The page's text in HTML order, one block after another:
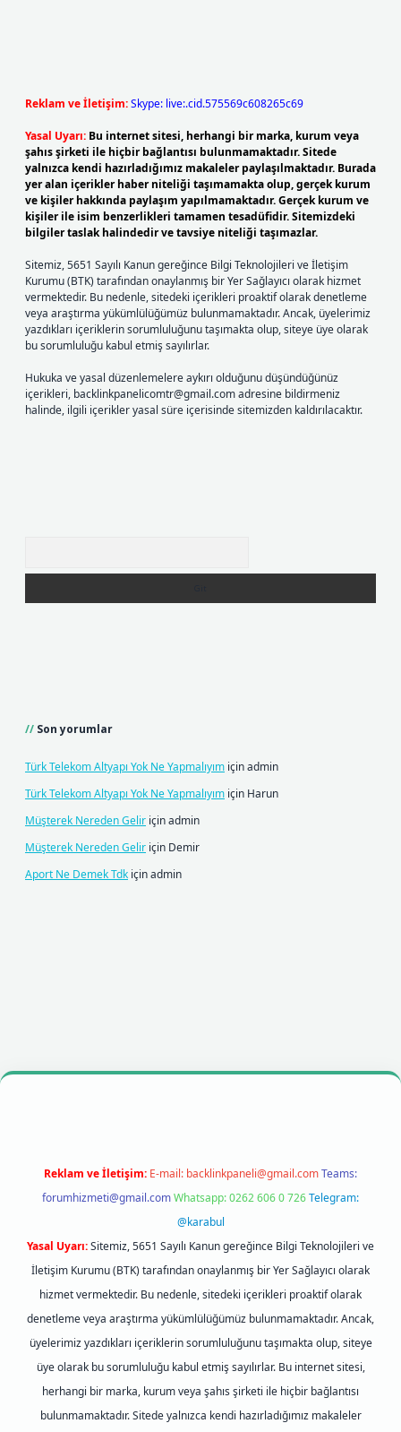
Reklam ve İletişim:Skype: live:.cid.575569c608265c69
Yasal Uyarı: Bu internet sitesi, herhangi bir marka, kurum veya
şahıs şirketi ile hiçbir bağlantısı bulunmamaktadır. Sitede
yalnızca kendi hazırladığımız makaleler paylaşılmaktadır. Burada
yer alan içerikler haber niteliği taşımamakta olup, gerçek kurum
ve kişiler hakkında paylaşım yapılmamaktadır. Gerçek kurum ve
kişiler ile isim benzerlikleri tamamen tesadüfidir. Sitemizdeki
bilgiler taslak halindedir ve tavsiye niteliği taşımazlar.
Sitemiz, 5651 Sayılı Kanun gereğince Bilgi Teknolojileri ve İletişim
Kurumu (BTK) tarafından onaylanmış bir Yer Sağlayıcı olarak hizmet
vermektedir. Bu nedenle, sitedeki içerikleri proaktif olarak denetleme
veya araştırma yükümlülüğümüz bulunmamaktadır. Ancak, üyelerimiz
yazdıkları içeriklerin sorumluluğunu taşımakta olup, siteye üye olarak
bu sorumluluğu kabul etmiş sayılırlar.
Hukuka ve yasal düzenlemelere aykırı olduğunu düşündüğünüz
içerikleri, backlinkpanelicomtr@gmail.comadresine bildirmeniz
halinde, ilgili içerikler yasal süre içerisinde sitemizden kaldırılacaktır.
Son yorumlar
Türk Telekom Altyapı Yok Ne Yapmalıyım içinadmin
Türk Telekom Altyapı Yok Ne Yapmalıyım için Harun
Müşterek Nereden Gelir içinadmin
Müşterek Nereden Gelir için Demir
Aport Ne Demek Tdk içinadmin
mobil girişbetexpergiris.casinobetexper giriş
Reklam ve İletişim: E-mail: backlinkpaneli@gmail.comTeams:
forumhizmeti@gmail.comWhatsapp: 0262 606 0 726Telegram:
@karabul
Yasal Uyarı:Sitemiz, 5651 Sayılı Kanun gereğince Bilgi Teknolojileri ve
İletişim Kurumu (BTK) tarafından onaylanmış bir Yer Sağlayıcı olarak
hizmet vermektedir. Bu nedenle, sitedeki içerikleri proaktif olarak
denetleme veya araştırma yükümlülüğümüz bulunmamaktadır. Ancak,
üyelerimiz yazdıkları içeriklerin sorumluluğunu taşımakta olup, siteye
üye olarak bu sorumluluğu kabul etmiş sayılırlar. Bu internet sitesi,
herhangi bir marka, kurum veya şahıs şirketi ile hiçbir bağlantısı
bulunmamaktadır. Sitede yalnızca kendi hazırladığımız makaleler